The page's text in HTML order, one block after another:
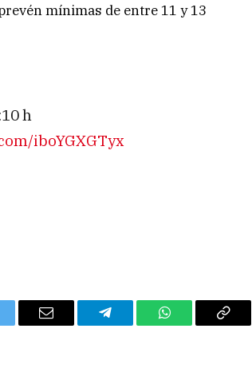
mínimas de entre 11 y 13
h
iboYGXGTyx
Email Telegram WhatsAppCopy